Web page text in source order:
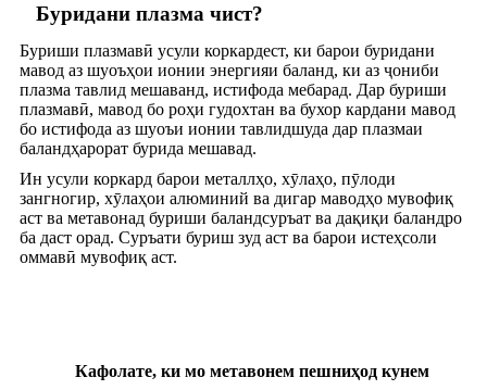
Буридани плазма чист?
Буриши плазмавӣ усули коркардест, ки барои буридани
мавод аз шуоъҳои ионии энергияи баланд, ки аз ҷониби
плазма тавлид мешаванд, истифода мебарад. Дар буриши
плазмавӣ, мавод бо роҳи гудохтан ва бухор кардани мавод
бо истифода аз шуоъи ионии тавлидшуда дар плазмаи
баландҳарорат бурида мешавад.
Ин усули коркард барои металлҳо, хӯлаҳо, пӯлоди
зангногир, хӯлаҳои алюминий ва дигар маводҳо мувофиқ
аст ва метавонад буриши баландсуръат ва дақиқи баландро
ба даст орад. Суръати буриш зуд аст ва барои истеҳсоли
оммавӣ мувофиқ аст.
Кафолате, ки мо метавонем пешниҳод кунем